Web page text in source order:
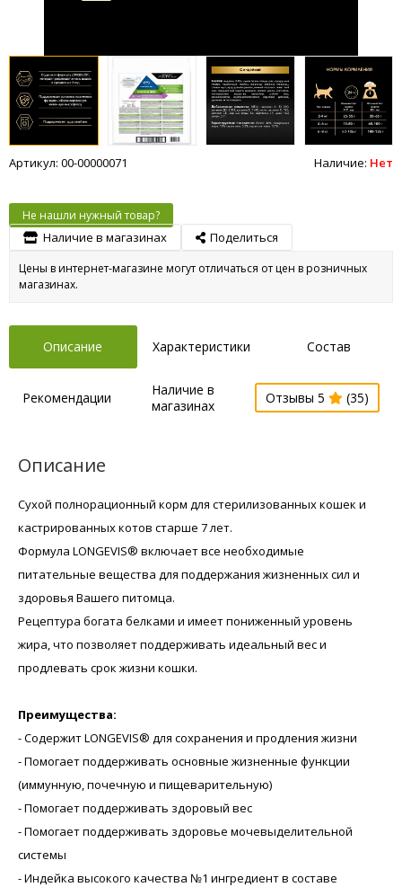
Артикул: 00-00000071 Наличие: Нет
Не нашли нужный товар?
Наличие в магазинах Поделиться
Цены в интернет-магазине могут отличаться от цен в розничных
магазинах.
Описание Характеристики Состав
Рекомендации
Наличие в
магазинах
Отзывы 5 (35)
Описание
Сухой полнорационный корм для стерилизованных кошек и
кастрированных котов старше 7 лет.
Формула LONGEVIS® включает все необходимые
питательные вещества для поддержания жизненных сил и
здоровья Вашего питомца.
Рецептура богата белками и имеет пониженный уровень
жира, что позволяет поддерживать идеальный вес и
продлевать срок жизни кошки.
Преимущества:
- Содержит LONGEVIS® для сохранения и продления жизни
- Помогает поддерживать основные жизненные функции
(иммунную, почечную и пищеварительную)
- Помогает поддерживать здоровый вес
- Помогает поддерживать здоровье мочевыделительной
системы
- Индейка высокого качества №1 ингредиент в составе